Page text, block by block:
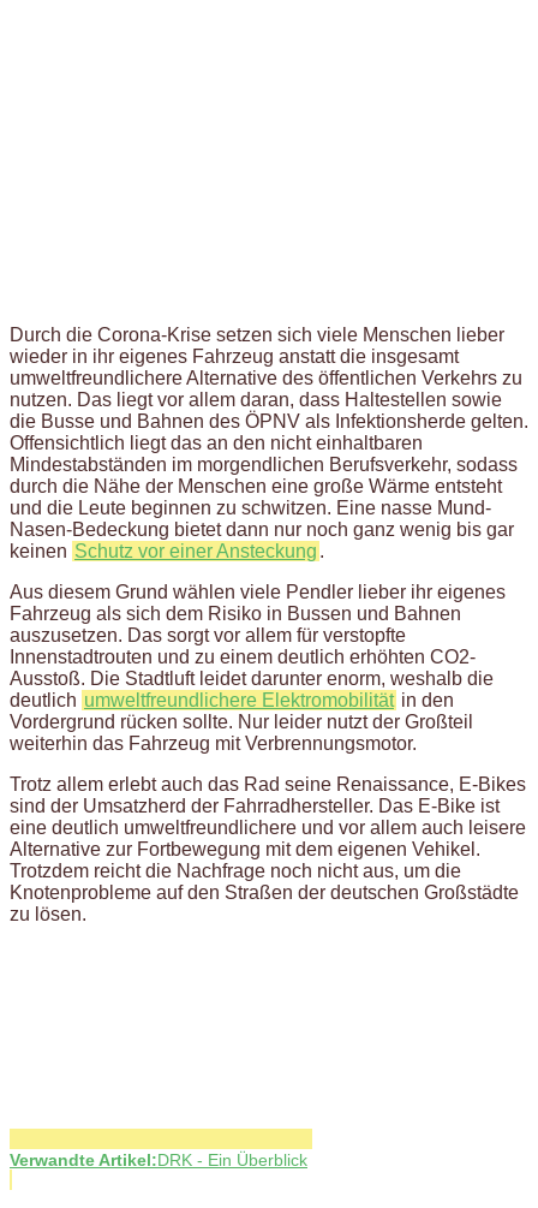
Durch die Corona-Krise setzen sich viele Menschen lieber
wieder in ihr eigenes Fahrzeug anstatt die insgesamt
umweltfreundlichere Alternative des öffentlichen Verkehrs zu
nutzen. Das liegt vor allem daran, dass Haltestellen sowie
die Busse und Bahnen des ÖPNV als Infektionsherde gelten.
Offensichtlich liegt das an den nicht einhaltbaren
Mindestabständen im morgendlichen Berufsverkehr, sodass
durch die Nähe der Menschen eine große Wärme entsteht
und die Leute beginnen zu schwitzen. Eine nasse Mund-
Nasen-Bedeckung bietet dann nur noch ganz wenig bis gar
keinen Schutz vor einer Ansteckung .
Aus diesem Grund wählen viele Pendler lieber ihr eigenes
Fahrzeug als sich dem Risiko in Bussen und Bahnen
auszusetzen. Das sorgt vor allem für verstopfte
Innenstadtrouten und zu einem deutlich erhöhten CO2-
Ausstoß. Die Stadtluft leidet darunter enorm, weshalb die
deutlich umweltfreundlichere Elektromobilität in den
Vordergrund rücken sollte. Nur leider nutzt der Großteil
weiterhin das Fahrzeug mit Verbrennungsmotor.
Trotz allem erlebt auch das Rad seine Renaissance, E-Bikes
sind der Umsatzherd der Fahrradhersteller. Das E-Bike ist
eine deutlich umweltfreundlichere und vor allem auch leisere
Alternative zur Fortbewegung mit dem eigenen Vehikel.
Trotzdem reicht die Nachfrage noch nicht aus, um die
Knotenprobleme auf den Straßen der deutschen Großstädte
zu lösen.
Verwandte Artikel:DRK - Ein Überblick